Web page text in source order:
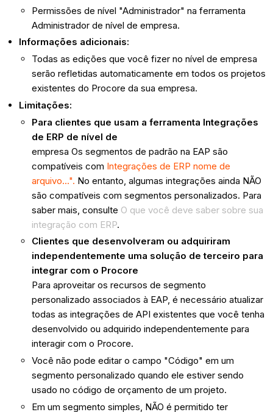
Permissões de nível "Administrador" na ferramenta
Administrador de nível de empresa.
Informações adicionais:
Todas as edições que você fizer no nível de empresa
serão refletidas automaticamente em todos os projetos
existentes do Procore da sua empresa.
Limitações:
Para clientes que usam a ferramenta Integrações
de ERP de nível de
empresa Os segmentos de padrão na EAP são
compatíveis com Integrações de ERP nome de
arquivo...". No entanto, algumas integrações ainda NÃO
são compatíveis com segmentos personalizados. Para
saber mais, consulte O que você deve saber sobre sua
integração com ERP.
Clientes que desenvolveram ou adquiriram
independentemente uma solução de terceiro para
integrar com o Procore
Para aproveitar os recursos de segmento
personalizado associados à EAP, é necessário atualizar
todas as integrações de API existentes que você tenha
desenvolvido ou adquirido independentemente para
interagir com o Procore.
Você não pode editar o campo "Código" em um
segmento personalizado quando ele estiver sendo
usado no código de orçamento de um projeto.
Em um segmento simples, NÃO é permitido ter